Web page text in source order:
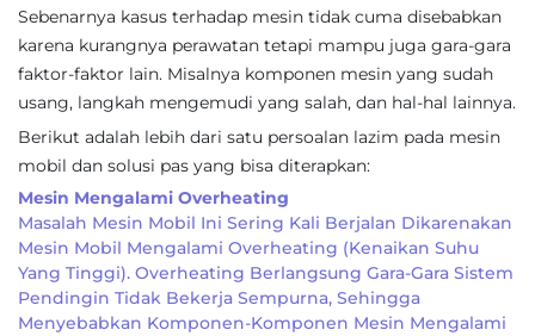
Sebenarnya kasus terhadap mesin tidak cuma disebabkan
karena kurangnya perawatan tetapi mampu juga gara-gara
faktor-faktor lain. Misalnya komponen mesin yang sudah
usang, langkah mengemudi yang salah, dan hal-hal lainnya.
Berikut adalah lebih dari satu persoalan lazim pada mesin
mobil dan solusi pas yang bisa diterapkan:
Mesin Mengalami Overheating
Masalah Mesin Mobil Ini Sering Kali Berjalan Dikarenakan
Mesin Mobil Mengalami Overheating (kenaikan Suhu
Yang Tinggi). Overheating Berlangsung Gara-Gara Sistem
Pendingin Tidak Bekerja Sempurna, Sehingga
Menyebabkan Komponen-Komponen Mesin Mengalami